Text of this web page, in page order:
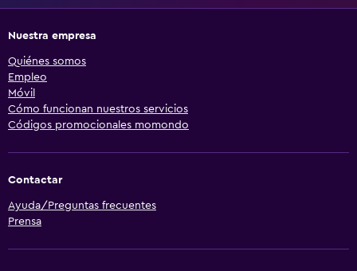
Nuestra empresa
Quiénes somos
Empleo
Móvil
Cómo funcionan nuestros servicios
Códigos promocionales momondo
Contactar
Ayuda/Preguntas frecuentes
Prensa